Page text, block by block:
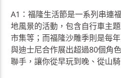
A1：福隆生活節是一系列串連
地風景的活動，包含自行車主
市集等；而福隆沙雕季則是每
與迪士尼合作展出超過80個角
聯手，讓你從早玩到晚、從山騎